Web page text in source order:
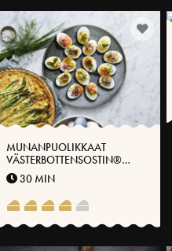
MUNANPUOLIKKAAT
VÄSTERBOTTENSOSTIN®
CREEMIN PÄÄLLÄ
30 MIN